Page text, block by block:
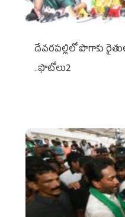
దేవరపల్లిలో పొగాకు
..ఫొటోలు2